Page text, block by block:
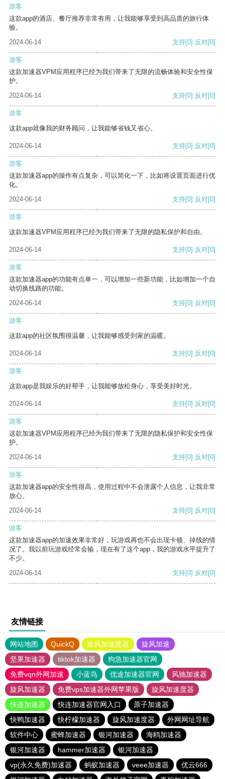
游客
这款app的酒店、餐厅推荐非常有用，让我能够享受到高品质的旅行体
验。
2024-06-14
支持[0] 反对[0]
游客
这款加速器VPM应用程序已经为我们带来了无限的流畅体验和安全性保
护。
2024-06-14
支持[0] 反对[0]
游客
这款app就像我的财务顾问，让我能够省钱又省心。
2024-06-14 支持[0] 反对[0]
游客
这款加速器app的操作有点复杂，可以简化一下，比如将设置页面进行优
化。
2024-06-14
支持[0] 反对[0]
游客
这款加速器VPM应用程序已经为我们带来了无限的隐私保护和自由。
2024-06-14 支持[0] 反对[0]
游客
这款加速器app的功能有点单一，可以增加一些新功能，比如增加一个自
动切换线路的功能。
2024-06-14
支持[0] 反对[0]
游客
这款app的社区氛围很温馨，让我能够感受到家的温暖。
2024-06-14 支持[0] 反对[0]
游客
这款app是我娱乐的好帮手，让我能够放松身心，享受美好时光。
2024-06-14 支持[0] 反对[0]
游客
这款加速器VPM应用程序已经为我们带来了无限的隐私保护和安全性保
护。
2024-06-14
支持[0] 反对[0]
游客
这款加速器app的安全性很高，使用过程中不会泄露个人信息，让我非常
放心。
2024-06-14
支持[0] 反对[0]
游客
这款加速器app的加速效果非常好，玩游戏再也不会出现卡顿、掉线的情
况了。我以前玩游戏经常会输，现在有了这个app，我的游戏水平提升了
不少。
2024-06-14
支持[0] 反对[0]
友情链接
网站地图 QuickQ 旋风加速度器
旋风加速
坚果加速器
tiktok加速器
狗急加速器官网
免费vqn外网加速
小蓝鸟 优途加速器官网
风驰加速器
旋风加速器
免费vps加速器外网苹果版
旋风加速度器
快连加速器
快连加速器官网入口
原子加速器
快鸭加速器
快柠檬加速器 旋风加速度器
外网网址导航
软件中心
蜜蜂加速器 银河加速器
海鸥加速器
银河加速器
hammer加速器
银河加速器
vp(永久免费)加速器
蚂蚁加速器 veee加速器
优云666